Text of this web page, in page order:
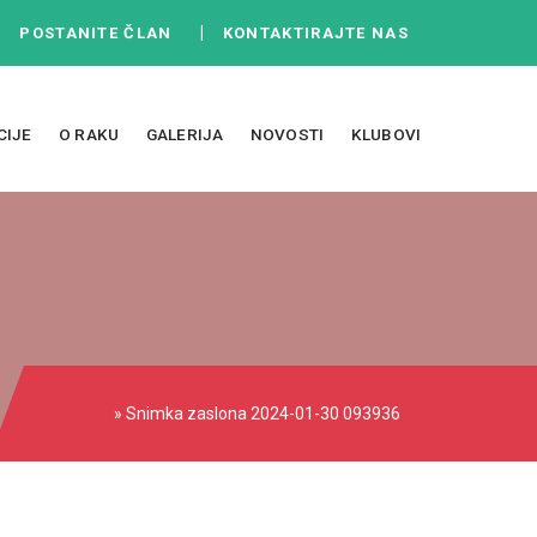
POSTANITE ČLAN KONTAKTIRAJTE NAS
O RAKU GALERIJA NOVOSTI KLUBOVI
» Snimka zaslona 2024-01-30 093936